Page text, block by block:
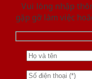
Vui lòng nhập
gặp gỡ làm việc